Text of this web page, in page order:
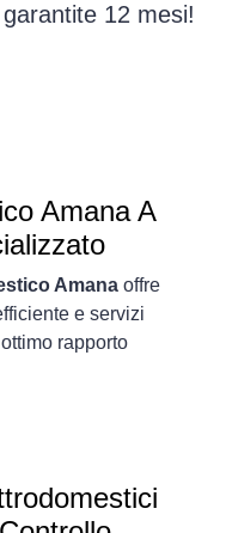
12 mesi!
Amana A
Amana offre
e servizi
rapporto